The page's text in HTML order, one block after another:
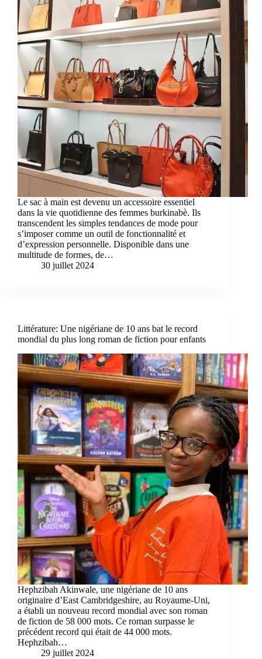
Le sac à main est devenu un accessoire essentiel
dans la vie quotidienne des femmes burkinabè. Ils
transcendent les simples tendances de mode pour
s’imposer comme un outil de fonctionnalité et
d’expression personnelle. Disponible dans une
multitude de formes, de…
30 juillet 2024
Littérature: Une nigériane de 10 ans bat le record
mondial du plus long roman de fiction pour enfants
Hephzibah Akinwale, une nigériane de 10 ans
originaire d’East Cambridgeshire, au Royaume-Uni,
a établi un nouveau record mondial avec son roman
de fiction de 58 000 mots. Ce roman surpasse le
précédent record qui était de 44 000 mots.
Hephzibah…
29 juillet 2024